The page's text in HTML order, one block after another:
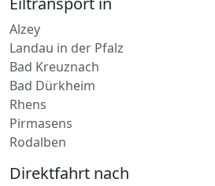
Alzey
Landau in der Pfalz
Bad Kreuznach
Bad Dürkheim
Rhens
Pirmasens
Rodalben
Direktfahrt nach
Mülheim-Kärlich